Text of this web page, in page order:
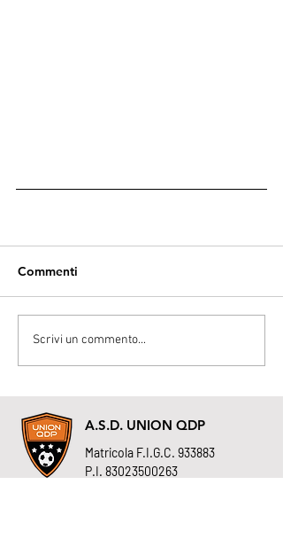
Commenti
Scrivi un commento...
A.S.D. UNION QDP
Matricola F.I.G.C. 933883
P.I. 83023500263